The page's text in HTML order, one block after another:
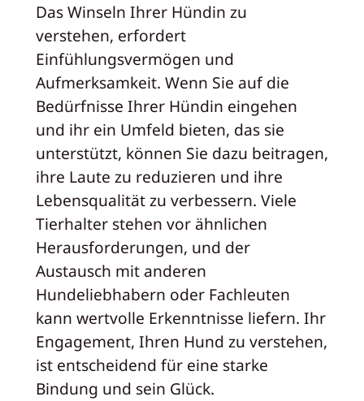
Das Winseln Ihrer Hündin zu
verstehen, erfordert
Einfühlungsvermögen und
Aufmerksamkeit. Wenn Sie auf die
Bedürfnisse Ihrer Hündin eingehen
und ihr ein Umfeld bieten, das sie
unterstützt, können Sie dazu beitragen,
ihre Laute zu reduzieren und ihre
Lebensqualität zu verbessern. Viele
Tierhalter stehen vor ähnlichen
Herausforderungen, und der
Austausch mit anderen
Hundeliebhabern oder Fachleuten
kann wertvolle Erkenntnisse liefern. Ihr
Engagement, Ihren Hund zu verstehen,
ist entscheidend für eine starke
Bindung und sein Glück.